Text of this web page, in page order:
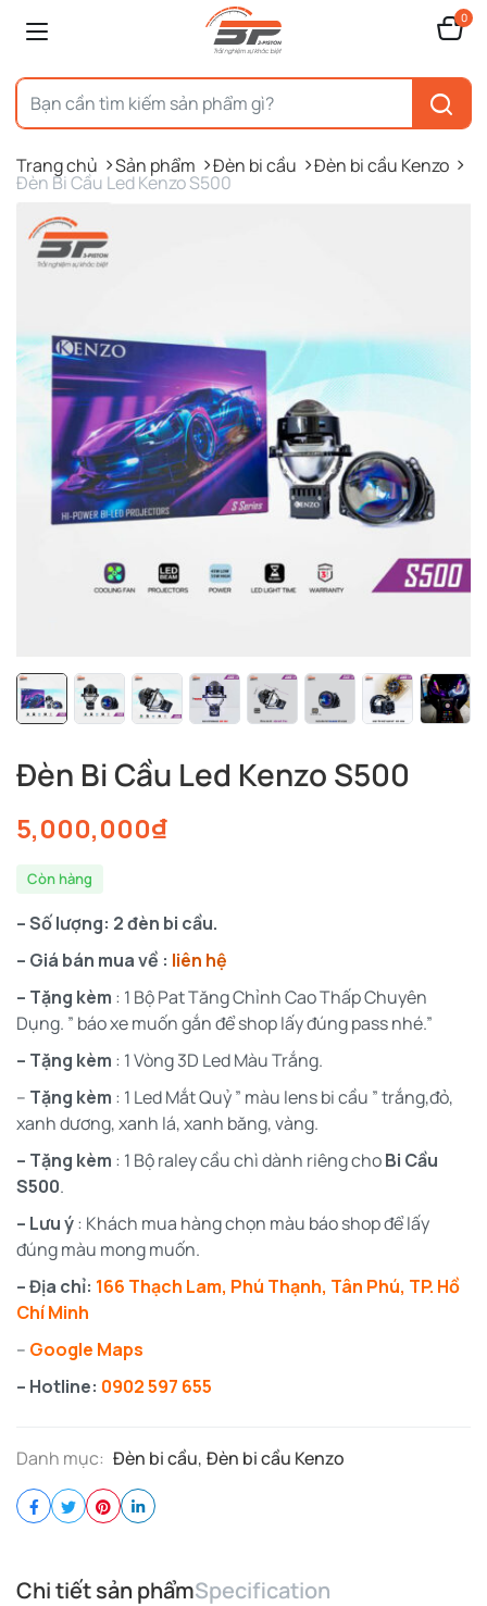
0
Trang chủ Sản phẩm Đèn bi cầu Đèn bi cầu Kenzo
Đèn Bi Cầu Led Kenzo S500
Đèn Bi Cầu Led Kenzo S500
5,000,000₫
Còn hàng
– Số lượng: 2 đèn bi cầu.
– Giá bán mua về : liên hệ
– Tặng kèm : 1 Bộ Pat Tăng Chỉnh Cao Thấp Chuyên
Dụng. ” báo xe muốn gắn để shop lấy đúng pass nhé.”
– Tặng kèm : 1 Vòng 3D Led Màu Trắng.
– Tặng kèm : 1 Led Mắt Quỷ ” màu lens bi cầu ” trắng,đỏ,
xanh dương, xanh lá, xanh băng, vàng.
– Tặng kèm : 1 Bộ raley cầu chì dành riêng choBi Cầu
S500.
– Lưu ý: Khách mua hàng chọn màu báo shop để lấy
đúng màu mong muốn.
– Địa chỉ: 166 Thạch Lam, Phú Thạnh, Tân Phú, TP. Hồ
Chí Minh
– Google Maps
– Hotline: 0902 597 655
Danh mục: Đèn bi cầu, Đèn bi cầu Kenzo
Chi tiết sản phẩmSpecification